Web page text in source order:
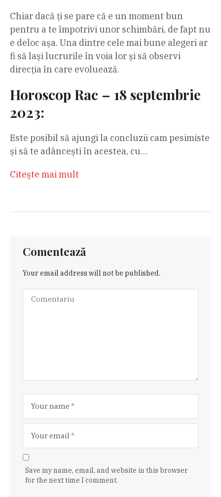
Chiar dacă ți se pare că e un moment bun
pentru a te împotrivi unor schimbări, de fapt nu
e deloc așa. Una dintre cele mai bune alegeri ar
fi să lași lucrurile în voia lor și să observi
direcția în care evoluează.
Horoscop Rac – 18 septembrie
2023:
Este posibil să ajungi la concluzii cam pesimiste
și să te adâncești în acestea, cu…
Citeşte mai mult
Comentează
Your email address will not be published.
Save my name, email, and website in this browser
for the next time I comment.